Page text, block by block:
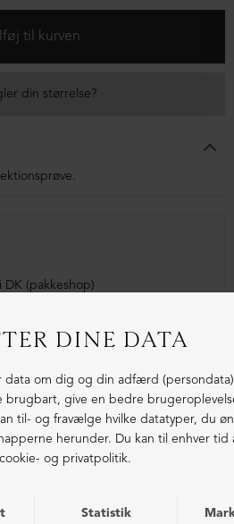
din størrelse?
DK (pakkeshop)
- produceret i Europa
SAMPLE